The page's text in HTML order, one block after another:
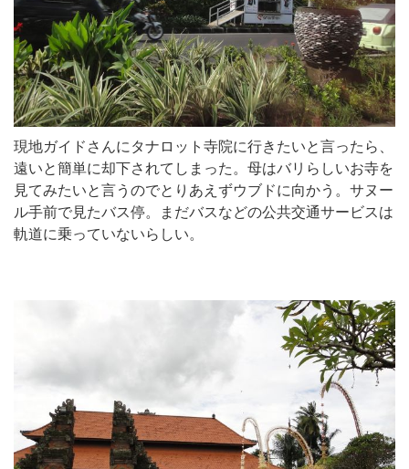
現地ガイドさんにタナロット寺院に行きたいと言ったら、
遠いと簡単に却下されてしまった。母はバリらしいお寺を
見てみたいと言うのでとりあえずウブドに向かう。サヌー
ル手前で見たバス停。まだバスなどの公共交通サービスは
軌道に乗っていないらしい。